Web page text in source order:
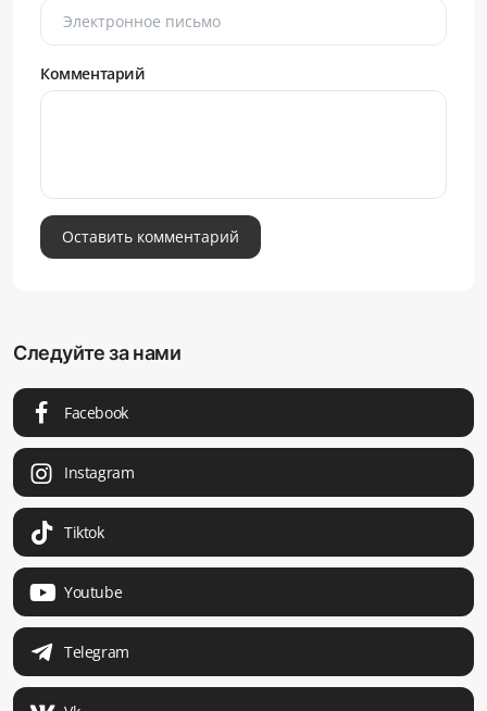
Комментарий
Оставить комментарий
Следуйте за нами
Facebook
Instagram
Tiktok
Youtube
Telegram